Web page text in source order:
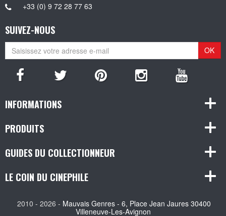
+33 (0) 9 72 28 77 63
SUIVEZ-NOUS
OK
INFORMATIONS
PRODUITS
GUIDES DU COLLECTIONNEUR
LE COIN DU CINEPHILE
2010 - 2026 - Mauvais Genres - 6, Place Jean Jaures 30400
Villeneuve-Les-Avignon